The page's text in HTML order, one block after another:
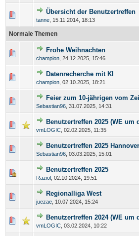
Übersicht der Benutzertreffen
tanne 15.11.2014, 18:13
Normale Themen
Frohe Weihnachten
champion 24.12.2025, 15:46
Datenrecherche mit KI
champion 02.10.2025, 18:21
Feier zum 10-jährigen vom
Sebastian96 31.07.2025, 14:31
Benutzertreffen 2025 (WE um
vmLOGIC 02.02.2025, 11:35
Benutzertreffen 2025 Hannover
Sebastian96 03.03.2025, 15:01
Benutzertreffen 2025
Raziol 02.10.2024, 19:51
Regionalliga West
juezae 10.07.2024, 15:24
Benutzertreffen 2024 (WE um
vmLOGIC 03.02.2024, 10:22